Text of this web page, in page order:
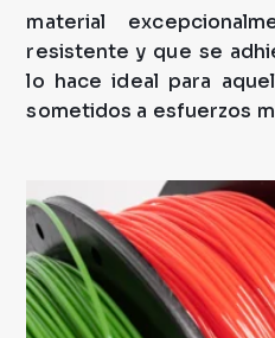
material
resistente y que se
lo hace ideal para
sometidos a esfuerzos